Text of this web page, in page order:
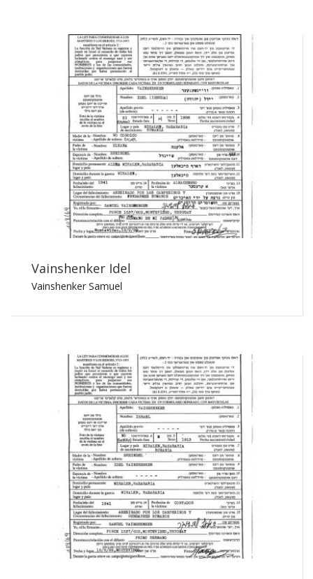
Vainshenker Idel
Vainshenker Samuel